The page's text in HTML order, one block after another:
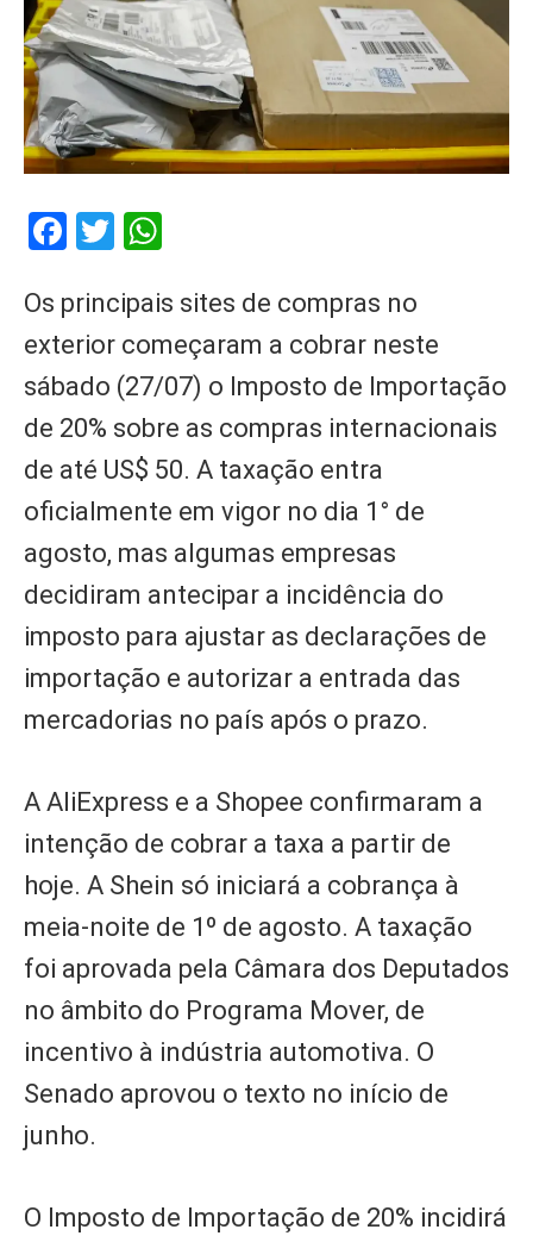
Facebook
Twitter
Os principais sites de compras no
exterior começaram a cobrar neste
sábado (27/07) o Imposto de Importação
de 20% sobre as compras internacionais
de até US$ 50. A taxação entra
oficialmente em vigor no dia 1° de
agosto, mas algumas empresas
decidiram antecipar a incidência do
imposto para ajustar as declarações de
importação e autorizar a entrada das
mercadorias no país após o prazo.
A AliExpress e a Shopee confirmaram a
intenção de cobrar a taxa a partir de
hoje. A Shein só iniciará a cobrança à
meia-noite de 1º de agosto. A taxação
foi aprovada pela Câmara dos Deputados
no âmbito do Programa Mover, de
incentivo à indústria automotiva. O
Senado aprovou o texto no início de
junho.
O Imposto de Importação de 20% incidirá